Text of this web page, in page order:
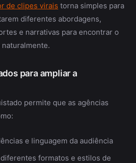
de clipes virais torna simples para
diferentes abordagens,
e narrativas para encontrar o
para ampliar a
permite que as agências
e linguagem da audiência
formatos e estilos de